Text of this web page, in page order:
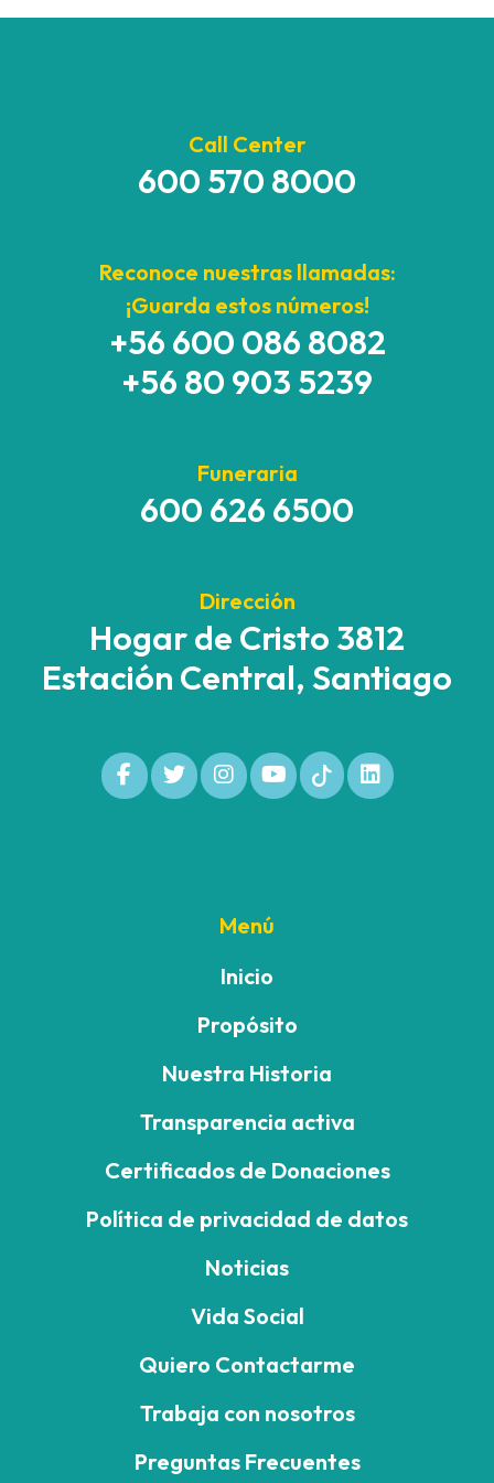
Call Center
600 570 8000
Reconoce nuestras llamadas:
¡Guarda estos números!
+56 600 086 8082
+56 80 903 5239
Funeraria
600 626 6500
Dirección
Hogar de Cristo 3812
Estación Central, Santiago
Menú
Inicio
Propósito
Nuestra Historia
Transparencia activa
Certificados de Donaciones
Política de privacidad de datos
Noticias
Vida Social
Quiero Contactarme
Trabaja con nosotros
Preguntas Frecuentes